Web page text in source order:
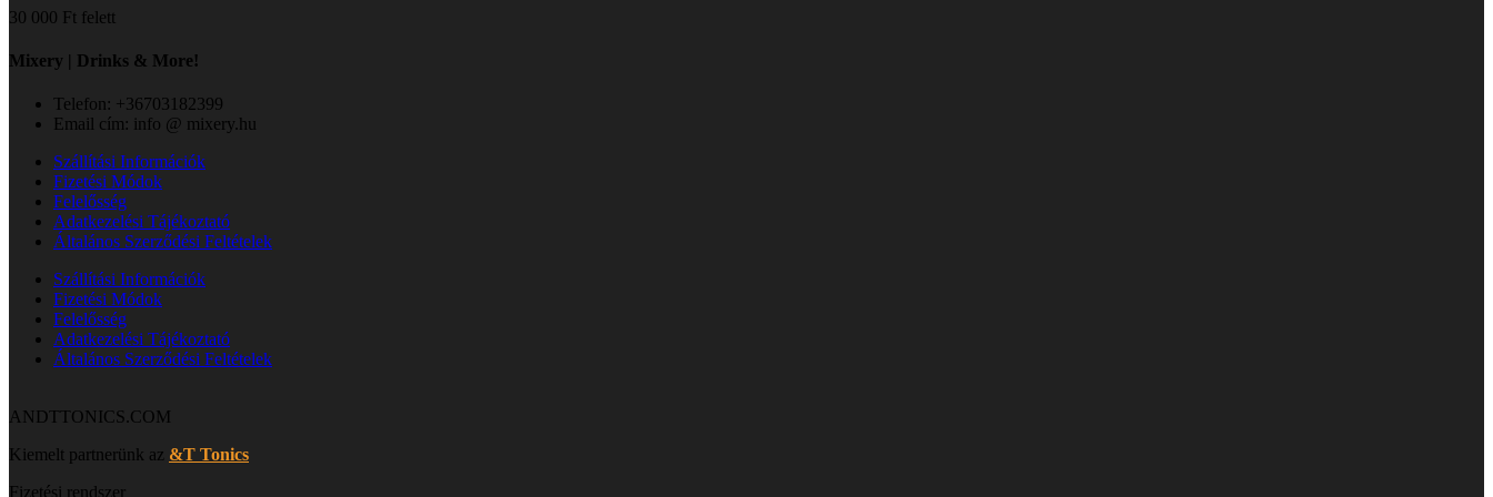
30 000 Ft felett
Mixery | Drinks & More!
Telefon: +36703182399
Email cím: info @ mixery.hu
Szállítási Információk
Fizetési Módok
Felelősség
Adatkezelési Tájékoztató
Általános Szerződési Feltételek
Szállítási Információk
Fizetési Módok
Felelősség
Adatkezelési Tájékoztató
Általános Szerződési Feltételek
ANDTTONICS.COM
Kiemelt partnerünk az &T Tonics
Fizetési rendszer